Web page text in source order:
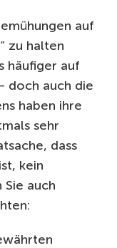
auf
zu halten
häufiger auf
doch auch die
haben ihre
sehr
dass
kein
auch